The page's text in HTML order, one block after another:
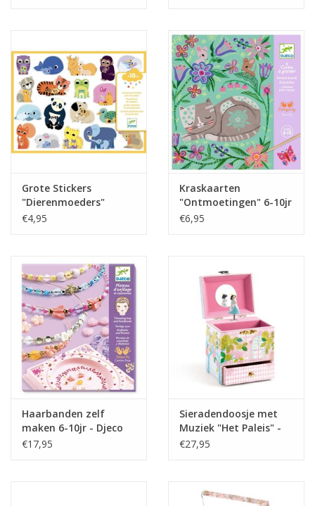
Grote Stickers
"Dierenmoeders"
+18mnd - Djeco
€4,95
Kraskaarten
"Ontmoetingen" 6-10jr
- Djeco
€6,95
Haarbanden zelf
maken 6-10jr - Djeco
€17,95
Sieradendoosje met
Muziek "Het Paleis" -
Djeco
€27,95